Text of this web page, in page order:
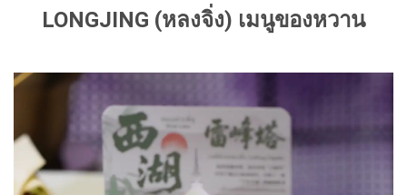
LONGJING (หลงจิ่ง) เมนูของหวาน